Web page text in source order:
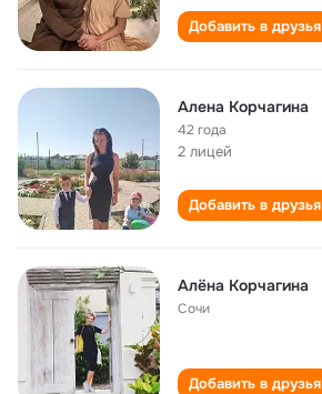
Добавить в друзья
Алена Корчагина
42 года
2 лицей
Добавить в друзья
Алёна Корчагина
Сочи
Добавить в друзья